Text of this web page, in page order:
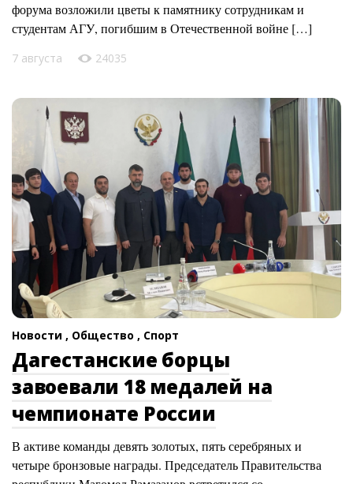
форума возложили цветы к памятнику сотрудникам и
студентам АГУ, погибшим в Отечественной войне […]
7 августа 24035
Новости , Общество , Спорт
Дагестанские борцы
завоевали 18 медалей на
чемпионате России
В активе команды девять золотых, пять серебряных и
четыре бронзовые награды. Председатель Правительства